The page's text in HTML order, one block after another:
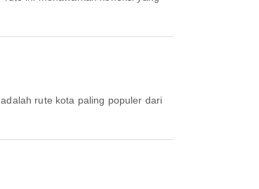
adalah rute kota paling populer dari